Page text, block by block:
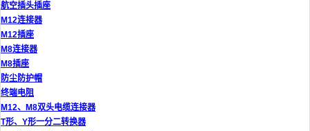
航空插头插座
M12连接器
M12插座
M8连接器
M8插座
防尘防护帽
终端电阻
M12、M8双头电缆连接器
T形、Y形一分二转换器